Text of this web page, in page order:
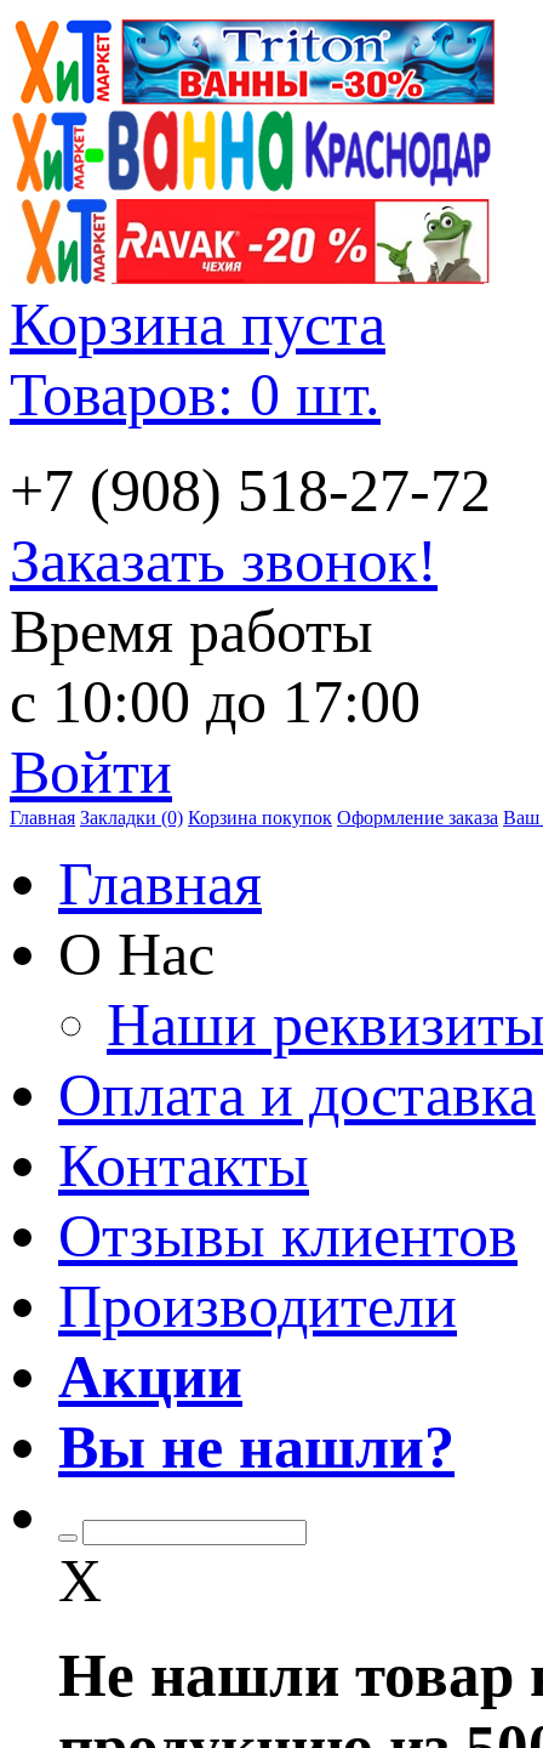
Корзина пуста
Товаров: 0 шт.
+7 (908) 518-27-72
Заказать звонок!
Время работы
с 10:00 до 17:00
Войти
Главная Закладки (0) Корзина покупок Оформление заказа Ваш
Главная
О Нас
Наши
Оплата и доставка
Контакты
Отзывы клиентов
Производители
Акции
Вы не нашли?
X
Не нашли товар